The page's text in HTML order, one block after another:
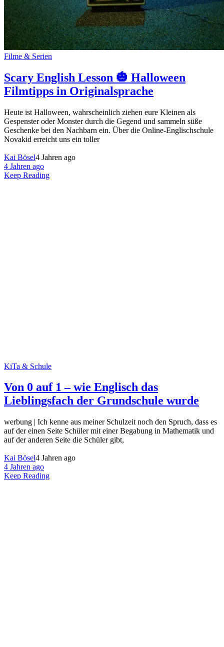
Filme & Serien
Scary English Lesson 🎃 Halloween
Filmtipps in Originalsprache
Heute ist Halloween, wahrscheinlich ziehen eure Kleinen als
Gespenster oder Monster durch die Gegend und sammeln süße
Geschenke bei den Nachbarn ein. Über die Online-Englischschule
Novakid erreicht uns ein toller
Kai Bösel4 Jahren ago
4 Jahren ago
Keep Reading
KiTa & Schule
Von 0 auf 1 – wie Englisch das
Lieblingsfach der Grundschule wurde
werbung | Ich kenne aus meiner Schulzeit noch den Spruch, dass es
auf der einen Seite Schüler mit einer Begabung in Mathematik und
auf der anderen Seite die Schüler gibt,
Kai Bösel4 Jahren ago
4 Jahren ago
Keep Reading